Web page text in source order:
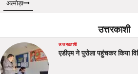
अल्मोड़ा
उत्तरकाशी
उत्तरकाशी
एडीएम ने पुरोला पहुंचकर किया